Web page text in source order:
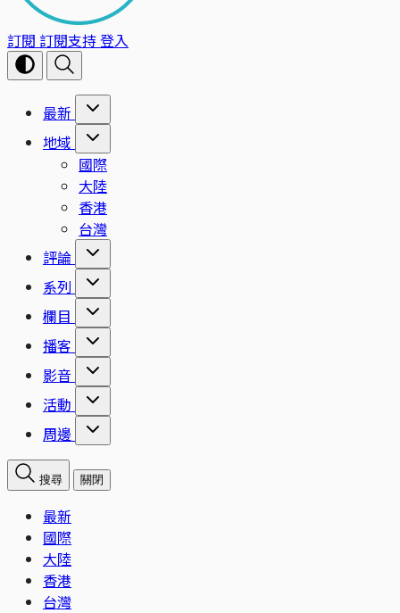
訂閱 訂閱支持登入
最新
地域
國際
大陸
香港
台灣
評論
系列
欄目
播客
影音
活動
周邊
搜尋 關閉
最新
國際
大陸
香港
台灣